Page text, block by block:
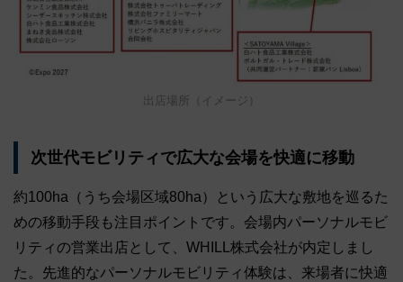
出店場所（イメージ）
次世代モビリティで広大な会場を快適に移動
約100ha（うち会場区域80ha）という広大な敷地を巡るた
めの移動手段も注目ポイントです。会場内パーソナルモビ
リティの営業出店として、WHILL株式会社が内定しまし
た。先進的なパーソナルモビリティ体験は、来場者に快適